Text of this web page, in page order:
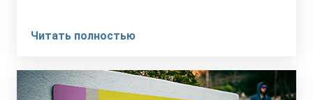
Читать полностью